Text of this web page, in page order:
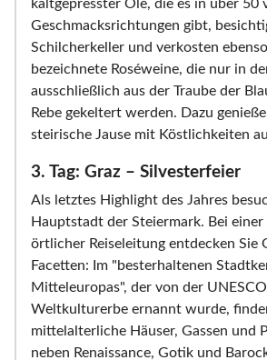
kaltgepresster Öle, die es in über 50
Geschmacksrichtungen gibt,
Schilcherkeller und verkosten
bezeichnete Roséweine, die nur in
ausschließlich aus der Traube der
Rebe gekeltert werden. Dazu
steirische Jause mit Köstlichkeiten
3. Tag: Graz – Silvesterfeier
Als letztes Highlight des Jahres
Hauptstadt der Steiermark. Bei
örtlicher Reiseleitung entdecken Sie
Facetten: Im "besterhaltenen
Mitteleuropas", der von der
Weltkulturerbe ernannt wurde,
mittelalterliche Häuser, Gassen und
neben Renaissance, Gotik und